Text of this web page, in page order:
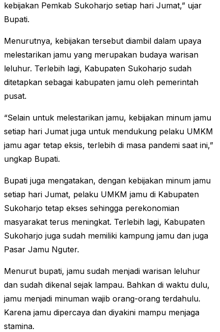
kebijakan Pemkab Sukoharjo setiap hari Jumat,” ujar
Bupati.
Menurutnya, kebijakan tersebut diambil dalam upaya
melestarikan jamu yang merupakan budaya warisan
leluhur. Terlebih lagi, Kabupaten Sukoharjo sudah
ditetapkan sebagai kabupaten jamu oleh pemerintah
pusat.
“Selain untuk melestarikan jamu, kebijakan minum jamu
setiap hari Jumat juga untuk mendukung pelaku UMKM
jamu agar tetap eksis, terlebih di masa pandemi saat ini,”
ungkap Bupati.
Bupati juga mengatakan, dengan kebijakan minum jamu
setiap hari Jumat, pelaku UMKM jamu di Kabupaten
Sukoharjo tetap ekses sehingga perekonomian
masyarakat terus meningkat. Terlebih lagi, Kabupaten
Sukoharjo juga sudah memiliki kampung jamu dan juga
Pasar Jamu Nguter.
Menurut bupati, jamu sudah menjadi warisan leluhur
dan sudah dikenal sejak lampau. Bahkan di waktu dulu,
jamu menjadi minuman wajib orang-orang terdahulu.
Karena jamu dipercaya dan diyakini mampu menjaga
stamina.